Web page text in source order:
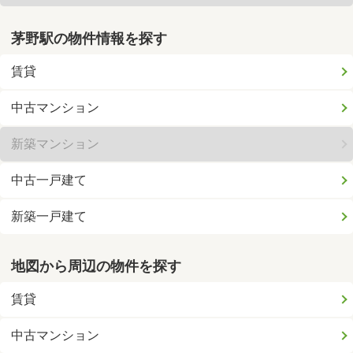
茅野駅の物件情報を探す
賃貸
中古マンション
新築マンション
中古一戸建て
新築一戸建て
地図から周辺の物件を探す
賃貸
中古マンション